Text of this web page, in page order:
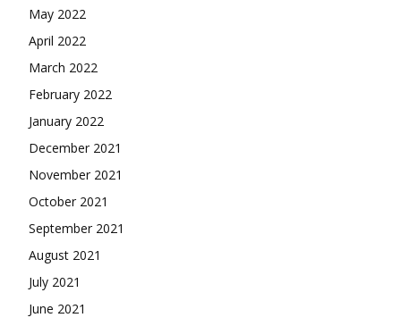
May 2022
April 2022
March 2022
February 2022
January 2022
December 2021
November 2021
October 2021
September 2021
August 2021
July 2021
June 2021